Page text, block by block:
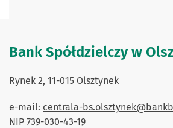
Bank Spółdzielczy w
Rynek 2, 11-015 Olsztynek
e-mail: centrala-
NIP 739-030-43-19